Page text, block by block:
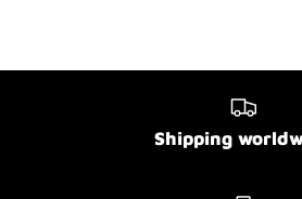
Shipping